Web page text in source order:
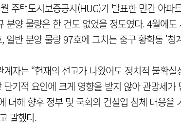
주택도시보증공사(HUG)가 발표한 민간 아파
분양 물량은 한 건도 없었을 정도였다. 4월에
일반 분양 물량 97호에 그치는 중구 황학동 '청
계자는 “헌재의 선고가 나왔어도 정치적 불확
단기적 요인에 크게 영향을 받지 않아 관망세가
더해 향후 정부 및 국회의 건설업 침체 대응을
말했다.